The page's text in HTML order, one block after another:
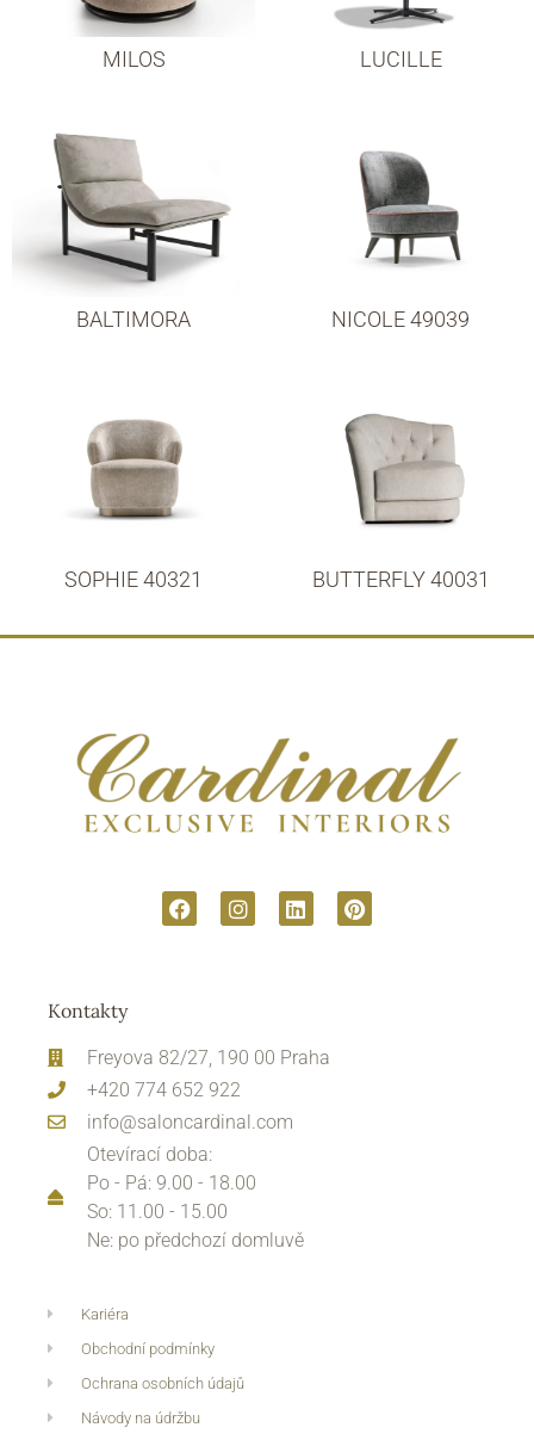
MILOS LUCILLE
BALTIMORA NICOLE 49039
SOPHIE 40321 BUTTERFLY 40031
Kontakty
Freyova 82/27, 190 00 Praha
+420 774 652 922
info@saloncardinal.com
Otevírací doba:
Po - Pá: 9.00 - 18.00
So: 11.00 - 15.00
Ne: po předchozí domluvě
Kariéra
Obchodní podmínky
Ochrana osobních údajů
Návody na údržbu